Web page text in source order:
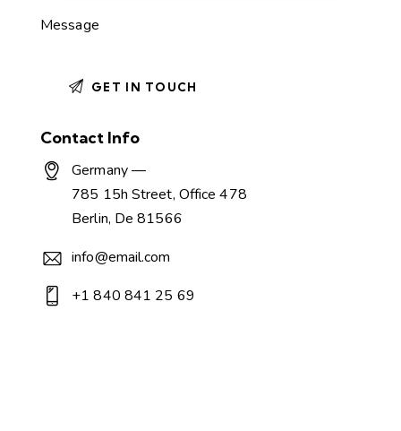
Contact Info
Germany —
785 15h Street, Office 478
Berlin, De 81566
info@email.com
+1 840 841 25 69